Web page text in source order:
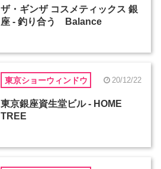
ザ・ギンザ コスメティックス 銀
座 - 釣り合う Balance
東京ショーウィンドウ 20/12/22
東京銀座資生堂ビル - HOME
TREE